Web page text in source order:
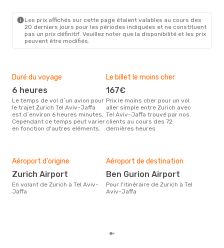
Les prix affichés sur cette page étaient valables au cours des
20 derniers jours pour les périodes indiquées et ne constituent
pas un prix définitif. Veuillez noter que la disponibilité et les prix
peuvent être modifiés.
Duré du voyage
6 heures
Le temps de vol d´un avion pour
le trajet Zurich Tel Aviv-Jaffa
est d´environ 6 heures minutes,
Cependant ce temps peut varier
en fonction d'autres eléments.
Le billet le moins cher
167€
Prix le moins cher pour un vol
aller simple entre Zurich avec
Tel Aviv-Jaffa trouvé par nos
clients au cours des 72
dernières heures
Aéroport d'origine
Zurich Airport
En volant de Zurich à Tel Aviv-
Jaffa
Aéroport de destination
Ben Gurion Airport
Pour l'itinéraire de Zurich à Tel
Aviv-Jaffa